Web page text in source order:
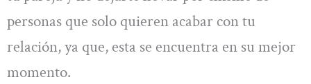
personas que solo quieren acabar con tu
relación, ya que, esta se encuentra en su mejor
momento.